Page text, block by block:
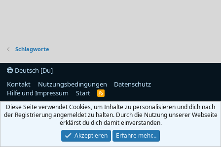
Schlagworte
Deutsch [Du]
Kontakt
Nutzungsbedingungen
Datenschutz
Hilfe und Impressum
Start
R
S
Diese Seite verwendet Cookies, um Inhalte zu personalisieren und dich nach
der Registrierung angemeldet zu halten. Durch die Nutzung unserer Webseite
erklärst du dich damit einverstanden.
Akzeptieren
Erfahre mehr…